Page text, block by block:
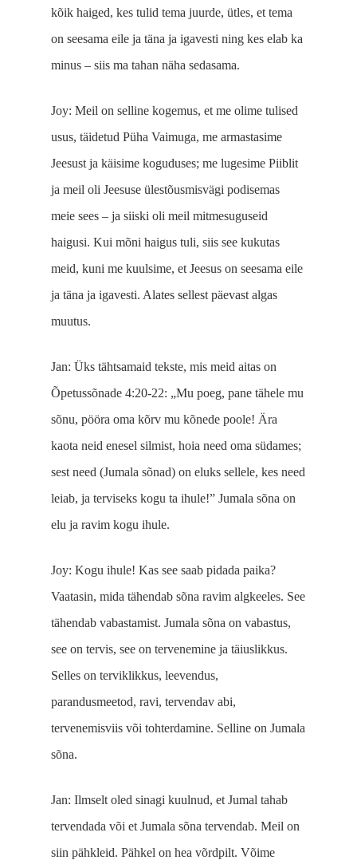
kõik haiged, kes tulid tema juurde, ütles, et tema
on seesama eile ja täna ja igavesti ning kes elab ka
minus ‒ siis ma tahan näha sedasama.
Joy: Meil on selline kogemus, et me olime tulised
usus, täidetud Püha Vaimuga, me armastasime
Jeesust ja käisime koguduses; me lugesime Piiblit
ja meil oli Jeesuse ülestõusmisvägi podisemas
meie sees ‒ ja siiski oli meil mitmesuguseid
haigusi. Kui mõni haigus tuli, siis see kukutas
meid, kuni me kuulsime, et Jeesus on seesama eile
ja täna ja igavesti. Alates sellest päevast algas
muutus.
Jan: Üks tähtsamaid tekste, mis meid aitas on
Õpetussõnade 4:20-22: „Mu poeg, pane tähele mu
sõnu, pööra oma kõrv mu kõnede poole! Ära
kaota neid enesel silmist, hoia need oma südames;
sest need (Jumala sõnad) on eluks sellele, kes need
leiab, ja terviseks kogu ta ihule!” Jumala sõna on
elu ja ravim kogu ihule.
Joy: Kogu ihule! Kas see saab pidada paika?
Vaatasin, mida tähendab sõna ravim algkeeles. See
tähendab vabastamist. Jumala sõna on vabastus,
see on tervis, see on tervenemine ja täiuslikkus.
Selles on terviklikkus, leevendus,
parandusmeetod, ravi, tervendav abi,
tervenemisviis või tohterdamine. Selline on Jumala
sõna.
Jan: Ilmselt oled sinagi kuulnud, et Jumal tahab
tervendada või et Jumala sõna tervendab. Meil on
siin pähkleid. Pähkel on hea võrdpilt. Võime